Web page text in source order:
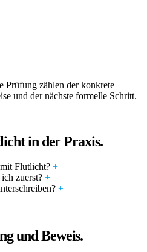
Prüfung zählen der konkrete
und der nächste formelle Schritt.
in der Praxis.
Flutlicht? +
zuerst? +
+
und Beweis.